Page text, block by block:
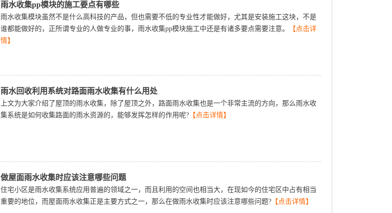
雨水收集pp模块的施工要点有哪些
雨水收集模块虽然不是什么高科技的产品，但也需要不低的专业性才能做好，尤其是安装施工这块，不是
谁都能做好的，正所谓专业的人做专业的事，雨水收集pp模块施工中还是有诸多要点需要注意。
【点击详
情】
雨水回收利用系统对路面雨水收集有什么用处
上文为大家介绍了屋顶的雨水收集，除了屋顶之外，路面雨水收集也是一个非常主流的方向，那么雨水收
集系统是如何收集路面的雨水资源的，能够发挥怎样的作用呢? 【点击详情】
做屋面雨水收集时应该注意哪些问题
住宅小区是雨水收集系统应用普遍的领域之一，而且利用的空间也相当大，在现如今的住宅区中占有相当
重要的地位，而屋面雨水收集正是主要方式之一，那么在做雨水收集时应该注意哪些问题? 【点击详情】